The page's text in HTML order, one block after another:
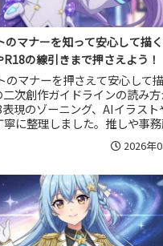
マナーを知って安心して描
の線引きまで押さえよう！
マナーを押さえて安心して
次創作ガイドラインの読み方
現のゾーニング、AIイラスト
に整理しました。推しや事
、ネタバレ配慮や投稿頻度、サ
安など、トラブルを避けつつ
2026年